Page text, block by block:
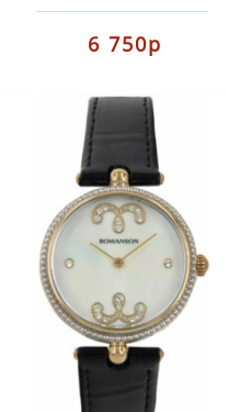
дополнительными
индикаторами.Тип механизма:
кварцевые.Корпус: нержавеющая..
6 750р